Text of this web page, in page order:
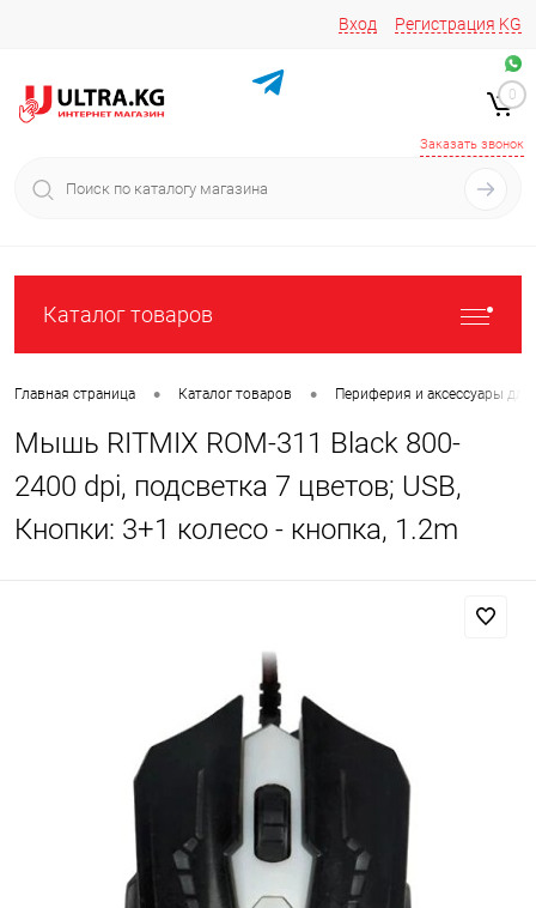
Вход Регистрация KG
+996 776161037
+996 772022908
Заказать звонок
0
Каталог товаров
Главная страница • Каталог товаров • Периферия и аксессуары
Мышь RITMIX ROM-311 Black 800-
2400 dpi, подсветка 7 цветов; USB,
Кнопки: 3+1 колесо - кнопка, 1.2m